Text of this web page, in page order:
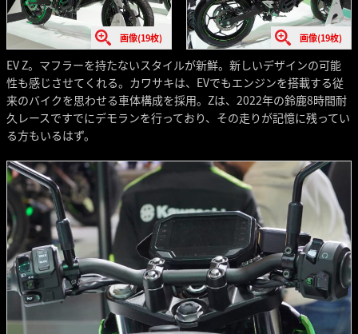
画像(19枚) 画像(19枚)
EV Z。マフラーを持たないスタイルが新鮮。新しいデザインの可能
性も感じさせてくれる。カワサキは、EVでもエンジンを搭載する従
来のバイクを思わせる車体構成を採用。Zは、2022年の鈴鹿8時間耐
久レースですでにデモランを行っており、その走りが記憶に残ってい
る方もいるはず。